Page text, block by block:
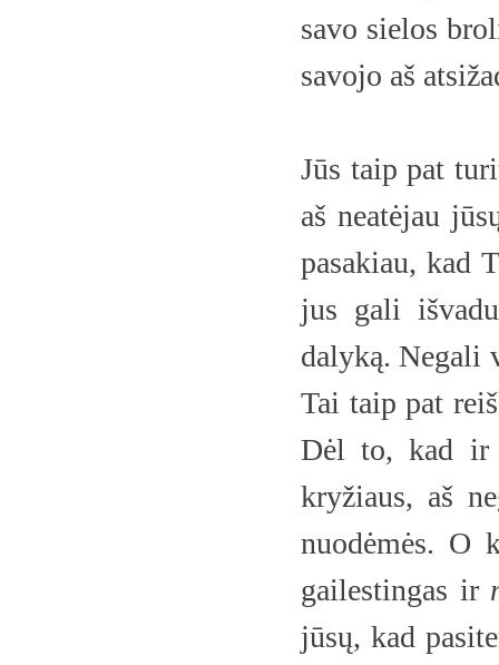
savo sielos
savojo aš
Jūs taip pat
aš neatėjau
pasakiau, kad
jus gali
dalyką. Negali
Tai taip pat
Dėl to, kad ir
kryžiaus, aš
nuodėmės. O
gailestingas ir
jūsų, kad